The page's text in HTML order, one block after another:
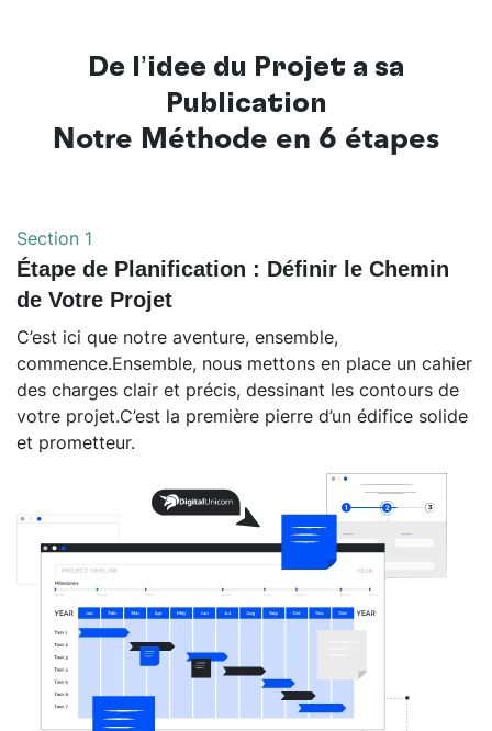
De l’idée du Projet à sa
Publication
Notre Méthode en 6 étapes
Section 1
Étape de Planification : Définir le Chemin
de Votre Projet
C’est ici que notre aventure, ensemble,
commence.Ensemble, nous mettons en place un cahier
des charges clair et précis, dessinant les contours de
votre projet.C’est la première pierre d’un édifice solide
et prometteur.